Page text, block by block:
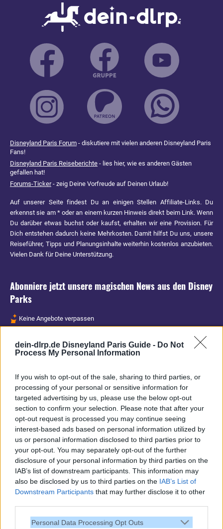
dein-dlrp.de Disneyland Paris Guide - Do Not
Process My Personal Information
If you wish to opt-out of the sale, sharing to third parties, or
processing of your personal or sensitive information for
targeted advertising by us, please use the below opt-out
section to confirm your selection. Please note that after your
opt-out request is processed you may continue seeing
interest-based ads based on personal information utilized by
us or personal information disclosed to third parties prior to
your opt-out. You may separately opt-out of the further
disclosure of your personal information by third parties on the
IAB’s list of downstream participants. This information may
also be disclosed by us to third parties on the IAB’s List of
Downstream Participants that may further disclose it to other
Personal Data Processing Opt Outs
Disneyland Paris Forum - diskutiere mit vielen anderen Disneyland Paris
Fans!
Disneyland Paris Reiseberichte - lies hier, wie es anderen Gästen
gefallen hat!
Forums-Ticker- zeig Deine Vorfreude auf Deinen Urlaub!
Auf unserer Seite findest Du an einigen Stellen Affiliate-Links. Du
erkennst sie am * oder an einem kurzen Hinweis direkt beim Link. Wenn
Du darüber etwas buchst oder kaufst, erhalten wir eine Provision. Für
Dich entstehen dadurch keine Mehrkosten. Damit hilfst Du uns, unsere
Reiseführer, Tipps und Planungsinhalte weiterhin kostenlos anzubieten.
Vielen Dank für Deine Unterstützung.
Abonniere jetzt unsere magischen News aus den Disney
Parks
Keine Angebote verpassen
Spannende Lesetipps
Vielen Dank,